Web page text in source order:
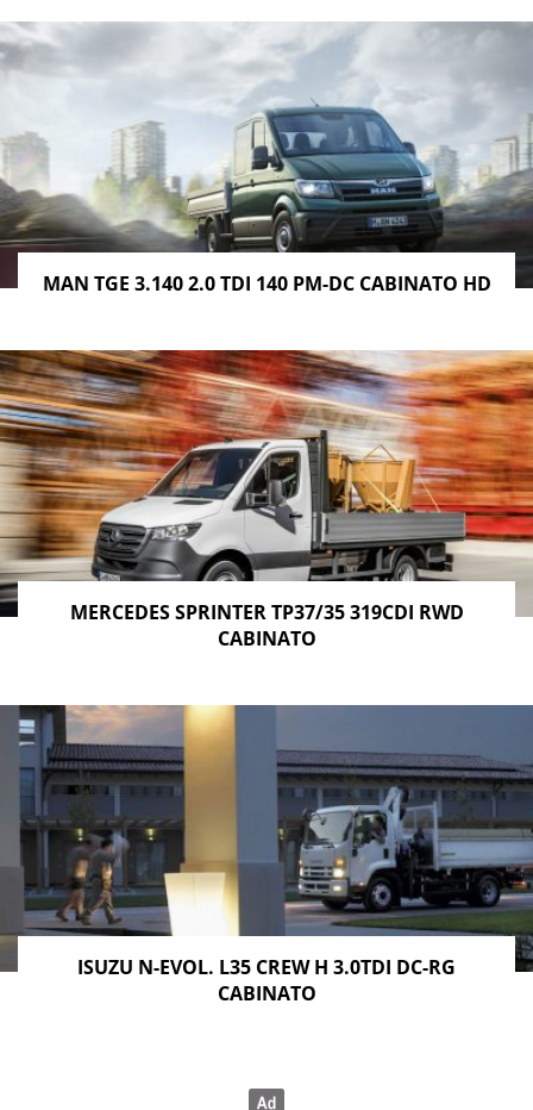
MAN TGE 3.140 2.0 TDI 140 PM-DC CABINATO HD
MERCEDES SPRINTER TP37/35 319CDI RWD
CABINATO
ISUZU N-EVOL. L35 CREW H 3.0TDI DC-RG
CABINATO